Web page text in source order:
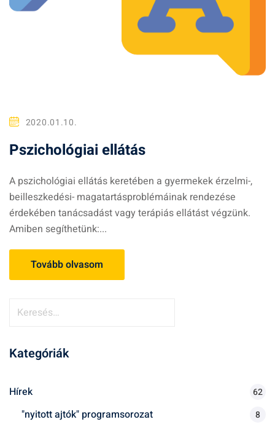
2020.01.10.
Pszichológiai ellátás
A pszichológiai ellátás keretében a gyermekek érzelmi-,
beilleszkedési- magatartásproblémáinak rendezése
érdekében tanácsadást vagy terápiás ellátást végzünk.
Amiben segíthetünk:...
Tovább olvasom
e
é
Kategóriák
Hírek 62
"nyitott ajtók" programsorozat 8